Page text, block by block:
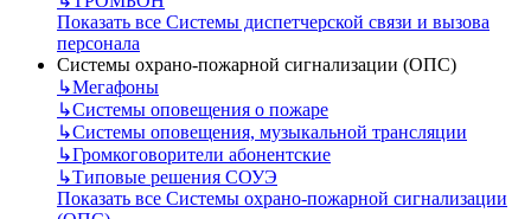
Показать все Системы диспетчерской связи и вызова
персонала
Системы охрано-пожарной сигнализации (ОПС)
↳Мегафоны
↳Системы оповещения о пожаре
↳Системы оповещения, музыкальной трансляции
↳Громкоговорители абонентские
↳Типовые решения СОУЭ
Показать все Системы охрано-пожарной сигнализации